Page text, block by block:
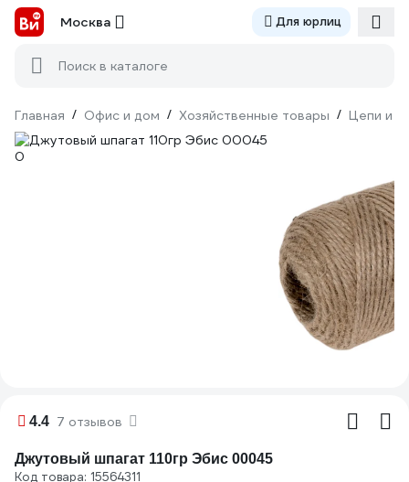
Москва Для юрлиц
Поиск в каталоге
Главная / Офис и дом / Хозяйственные товары / Цепи и
4.4 7 отзывов
Джутовый шпагат 110гр Эбис 00045
Код товара: 15564311